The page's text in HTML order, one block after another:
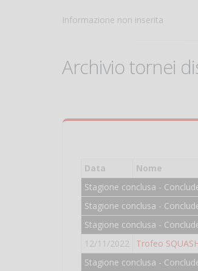
Informazione non inserita
Archivio tornei
Data Nome
Stagione conclusa -
Stagione conclusa -
Stagione conclusa -
12/11/2022
Trofeo
Stagione conclusa -